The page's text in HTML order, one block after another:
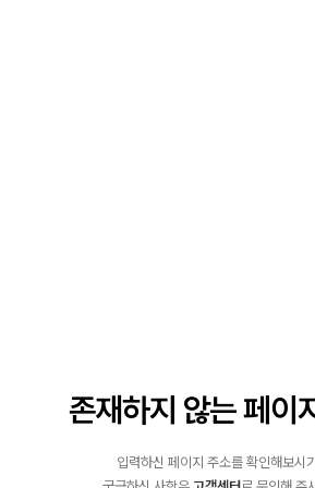
존재하지 않는 페이
입력하신 페이지 주소를 확인해보시